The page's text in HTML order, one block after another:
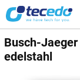
Busch-Jaeger
edelstahl